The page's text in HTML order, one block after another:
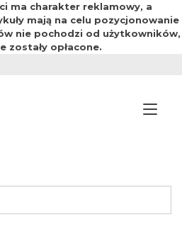
ma charakter reklamowy, a
mają na celu pozycjonowanie
nie pochodzi od użytkowników,
zostały opłacone.